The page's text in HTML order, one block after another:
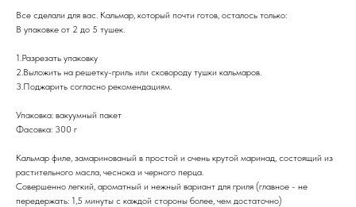
Все сделали для вас. Кальмар, который почти готов, осталось только:
В упаковке от 2 до 5 тушек.
1.Разрезать упаковку
2.Выложить на решетку-гриль или сковороду тушки кальмаров.
3.Поджарить согласно рекомендациям.
Упаковка: вакуумный пакет
Фасовка: 300 г
Кальмар филе, замаринованый в простой и очень крутой маринад, состоящий из
растительного масла, чеснока и черного перца.
Совершенно легкий, ароматный и нежный вариант для гриля (главное - не
передержать: 1,5 минуты с каждой стороны более, чем достаточно)